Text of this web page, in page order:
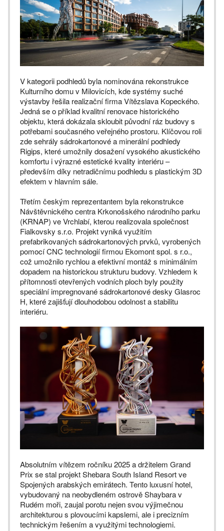
V kategorii podhledů byla nominována rekonstrukce
Kulturního domu v Milovicích, kde systémy suché
výstavby řešila realizační firma Vítězslava Kopeckého.
Jedná se o příklad kvalitní renovace historického
objektu, která dokázala skloubit původní ráz budovy s
potřebami současného veřejného prostoru. Klíčovou roli
zde sehrály sádrokartonové a minerální podhledy
Rigips, které umožnily dosažení vysokého akustického
komfortu i výrazné estetické kvality interiéru –
především díky netradičnímu podhledu s plastickým 3D
efektem v hlavním sále.
Třetím českým reprezentantem byla rekonstrukce
Návštěvnického centra Krkonošského národního parku
(KRNAP) ve Vrchlabí, kterou realizovala společnost
Fialkovsky s.r.o. Projekt vyniká využitím
prefabrikovaných sádrokartonových prvků, vyrobených
pomocí CNC technologií firmou Ekomont spol. s r.o.,
což umožnilo rychlou a efektivní montáž s minimálním
dopadem na historickou strukturu budovy. Vzhledem k
přítomnosti otevřených vodních ploch byly použity
speciální impregnované sádrokartonové desky Glasroc
H, které zajišťují dlouhodobou odolnost a stabilitu
interiéru.
Absolutním vítězem ročníku 2025 a držitelem Grand
Prix se stal projekt Shebara South Island Resort ve
Spojených arabských emirátech. Tento luxusní hotel,
vybudovaný na neobydleném ostrově Shaybara v
Rudém moři, zaujal porotu nejen svou výjimečnou
architekturou s plovoucími kapslemi, ale i precizním
technickým řešením a využitými technologiemi.